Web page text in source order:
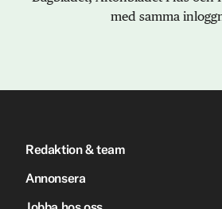
med samma
Redaktion & team
Annonsera